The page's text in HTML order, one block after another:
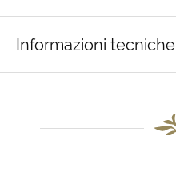
Informazioni tecniche